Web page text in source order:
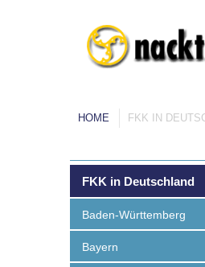
HOME FKK IN
FKK in Deutschland
Baden-Württemberg
Bayern